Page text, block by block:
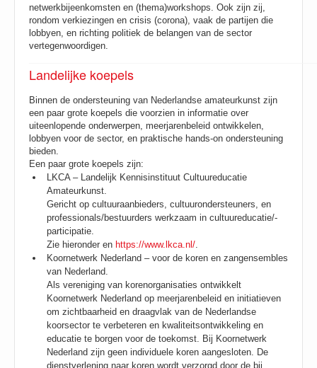
netwerkbijeenkomsten en (thema)workshops. Ook zijn zij,
rondom verkiezingen en crisis (corona), vaak de partijen die
lobbyen, en richting politiek de belangen van de sector
vertegenwoordigen.
Landelijke koepels
Binnen de ondersteuning van Nederlandse amateurkunst zijn
een paar grote koepels die voorzien in informatie over
uiteenlopende onderwerpen, meerjarenbeleid ontwikkelen,
lobbyen voor de sector, en praktische hands-on ondersteuning
bieden.
Een paar grote koepels zijn:
LKCA – Landelijk Kennisinstituut Cultuureducatie
Amateurkunst.
Gericht op cultuuraanbieders, cultuurondersteuners, en
professionals/bestuurders werkzaam in cultuureducatie/-
participatie.
Zie hieronder en https://www.lkca.nl/.
Koornetwerk Nederland – voor de koren en zangensembles
van Nederland.
Als vereniging van korenorganisaties ontwikkelt
Koornetwerk Nederland op meerjarenbeleid en initiatieven
om zichtbaarheid en draagvlak van de Nederlandse
koorsector te verbeteren en kwaliteitsontwikkeling en
educatie te borgen voor de toekomst. Bij Koornetwerk
Nederland zijn geen individuele koren aangesloten. De
dienstverlening naar koren wordt verzorgd door de bij